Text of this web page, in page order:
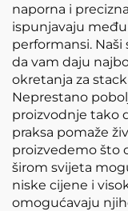
naporna i
ispunjavaju
performansi. Naši
da vam daju
okretanja za
Neprestano
proizvodnje tako
praksa pomaže
proizvedemo što
širom svijeta
niske cijene i
omogućavaju